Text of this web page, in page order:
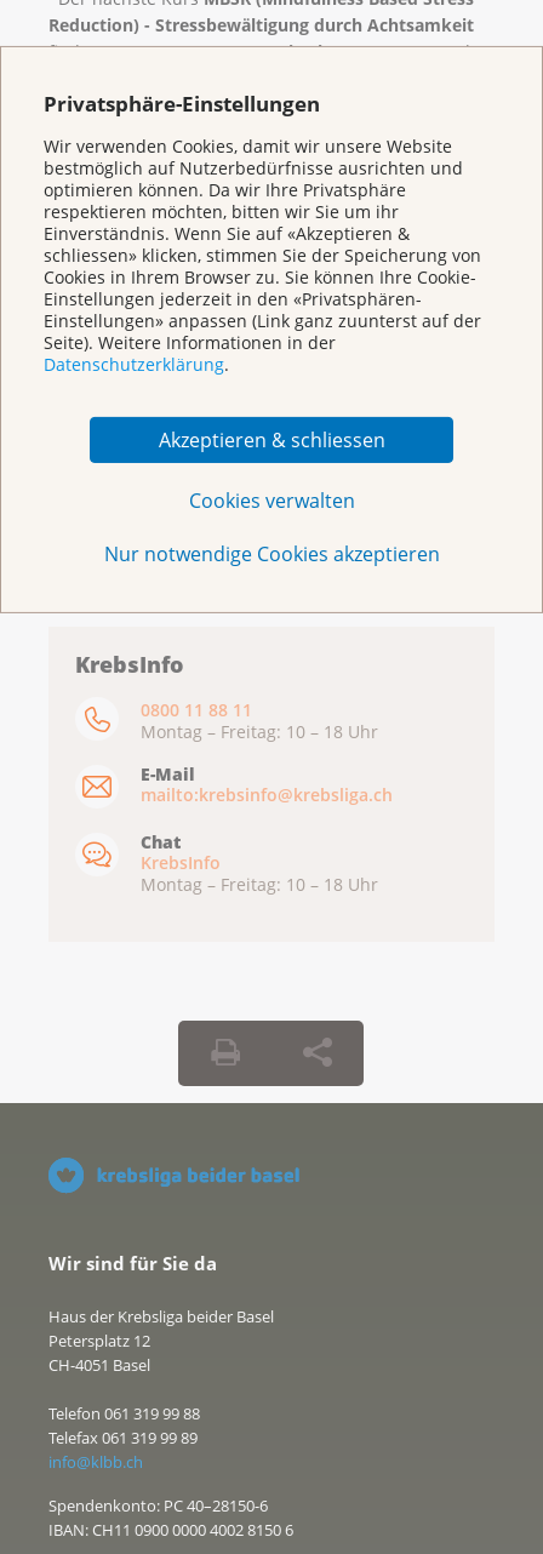
Privatsphäre-Einstellungen
Wir verwenden Cookies, damit wir unsere Website
bestmöglich auf Nutzerbedürfnisse ausrichten und
optimieren können. Da wir Ihre Privatsphäre
respektieren möchten, bitten wir Sie um ihr
Einverständnis. Wenn Sie auf «Akzeptieren &
schliessen» klicken, stimmen Sie der Speicherung von
Cookies in Ihrem Browser zu. Sie können Ihre Cookie-
Einstellungen jederzeit in den «Privatsphären-
Einstellungen» anpassen (Link ganz zuunterst auf der
Seite). Weitere Informationen in der
Datenschutzerklärung.
Akzeptieren & schliessen
Cookies verwalten
Nur notwendige Cookies akzeptieren
Reduction) - Stressbewältigung durch Achtsamkeit
findet vom11. August – 13. Oktober 2026statt. Mehr
Welcome to the
Cancer League
Basel
Broschüren/Shop
KrebsInfo
0800 11 88 11
Montag – Freitag: 10 – 18 Uhr
E-Mail
mailto:krebsinfo@krebsliga.ch
Chat
KrebsInfo
Montag – Freitag: 10 – 18 Uhr
Wir sind für Sie da
Haus der Krebsliga beider Basel
Petersplatz 12
CH-4051 Basel
Telefon 061 319 99 88
Telefax 061 319 99 89
info@klbb.ch
Spendenkonto: PC 40–28150-6
IBAN: CH11 0900 0000 4002 8150 6